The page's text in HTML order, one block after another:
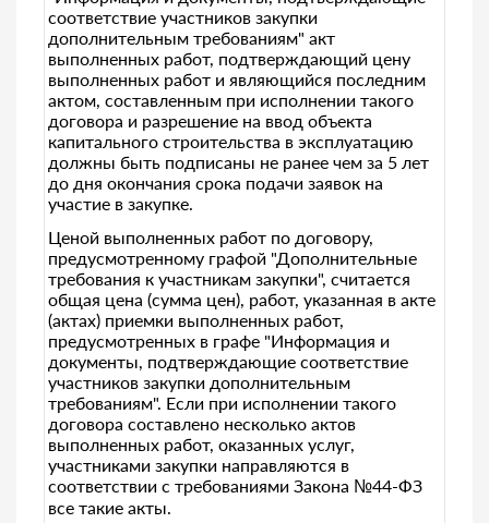
соответствие участников закупки
дополнительным требованиям" акт
выполненных работ, подтверждающий цену
выполненных работ и являющийся последним
актом, составленным при исполнении такого
договора и разрешение на ввод объекта
капитального строительства в эксплуатацию
должны быть подписаны не ранее чем за 5 лет
до дня окончания срока подачи заявок на
участие в закупке.
Ценой выполненных работ по договору,
предусмотренному графой "Дополнительные
требования к участникам закупки", считается
общая цена (сумма цен), работ, указанная в акте
(актах) приемки выполненных работ,
предусмотренных в графе "Информация и
документы, подтверждающие соответствие
участников закупки дополнительным
требованиям". Если при исполнении такого
договора составлено несколько актов
выполненных работ, оказанных услуг,
участниками закупки направляются в
соответствии с требованиями Закона №44-ФЗ
все такие акты.